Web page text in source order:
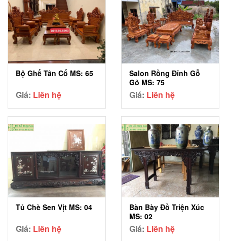
Bộ Ghế Tân Cổ MS: 65
Giá: Liên hệ
Salon Rồng Đỉnh Gỗ
Gõ MS: 75
Giá: Liên hệ
Tủ Chè Sen Vịt MS: 04
Giá: Liên hệ
Bàn Bày Đồ Triện Xúc
MS: 02
Giá: Liên hệ